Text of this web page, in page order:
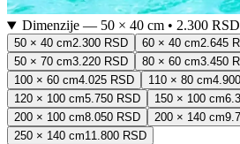
Dimenzije — 50 × 40 cm• 2.300 RSD
50 × 40 cm2.300 RSD 60 × 40 cm2.645
50 × 70 cm3.220 RSD 80 × 60 cm3.450
100 × 60 cm4.025 RSD 110 × 80 cm
120 × 100 cm5.750 RSD 150 × 100 cm
200 × 100 cm8.050 RSD 200 × 140 cm
250 × 140 cm11.800 RSD